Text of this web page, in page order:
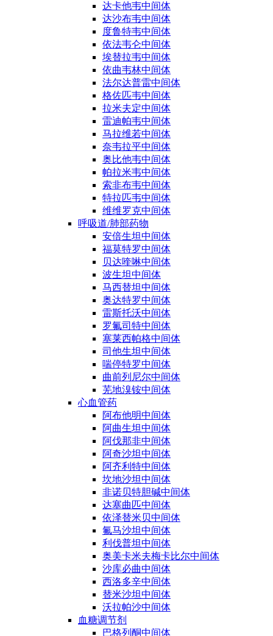
达卡他韦中间体
达沙布韦中间体
度鲁特韦中间体
依法韦仑中间体
埃替拉韦中间体
依曲韦林中间体
法尔达普雷中间体
格佐匹韦中间体
拉米夫定中间体
雷迪帕韦中间体
马拉维若中间体
奈韦拉平中间体
奥比他韦中间体
帕拉米韦中间体
索非布韦中间体
特拉匹韦中间体
维维罗克中间体
呼吸道/肺部药物
安倍生坦中间体
福莫特罗中间体
贝达喹啉中间体
波生坦中间体
马西替坦中间体
奥达特罗中间体
雷斯托沃中间体
罗氟司特中间体
塞莱西帕格中间体
司他生坦中间体
喘停特罗中间体
曲前列尼尔中间体
芜地溴铵中间体
心血管药
阿布他明中间体
阿曲生坦中间体
阿伐那非中间体
阿奇沙坦中间体
阿齐利特中间体
坎地沙坦中间体
非诺贝特胆碱中间体
达塞曲匹中间体
依泽替米贝中间体
氟马沙坦中间体
利伐普坦中间体
奥美卡米夫梅卡比尔中间体
沙库必曲中间体
西洛多辛中间体
替米沙坦中间体
沃拉帕沙中间体
血糖调节剂
巴格列酮中间体